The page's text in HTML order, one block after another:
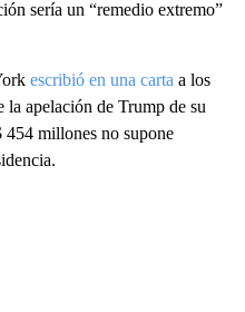
sería un “remedio extremo”
escribió en una carta a los
la apelación de Trump de su
millones no supone